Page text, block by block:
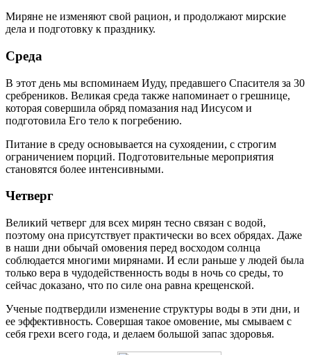
Миряне не изменяют свой рацион, и продолжают мирские
дела и подготовку к празднику.
Среда
В этот день мы вспоминаем Иуду, предавшего Спасителя за 30
сребреников. Великая среда также напоминает о грешнице,
которая совершила обряд помазания над Иисусом и
подготовила Его тело к погребению.
Питание в среду основывается на сухоядении, с строгим
ограничением порций. Подготовительные мероприятия
становятся более интенсивными.
Четверг
Великий четверг для всех мирян тесно связан с водой,
поэтому она присутствует практически во всех обрядах. Даже
в наши дни обычай омовения перед восходом солнца
соблюдается многими мирянами. И если раньше у людей была
только вера в чудодейственность воды в ночь со среды, то
сейчас доказано, что по силе она равна крещенской.
Ученые подтвердили изменение структуры воды в эти дни, и
ее эффективность. Совершая такое омовение, мы смываем с
себя грехи всего года, и делаем большой запас здоровья.